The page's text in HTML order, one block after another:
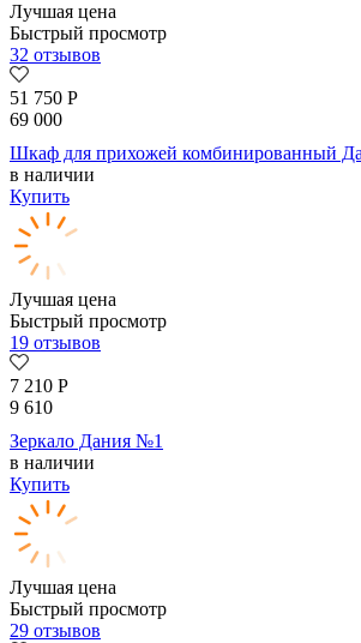
Лучшая цена
Быстрый просмотр
32 отзывов
51 750 Р
69 000
Шкаф для прихожей комбинированный
в наличии
Купить
Лучшая цена
Быстрый просмотр
19 отзывов
7 210 Р
9 610
Зеркало Дания №1
в наличии
Купить
Лучшая цена
Быстрый просмотр
29 отзывов